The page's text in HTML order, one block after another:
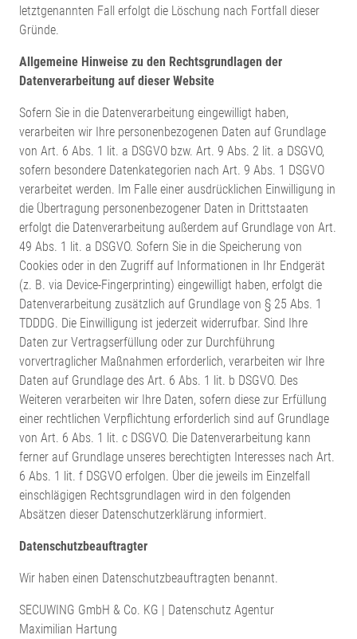
letztgenannten Fall erfolgt die Löschung nach Fortfall dieser
Gründe.
Allgemeine Hinweise zu den Rechtsgrundlagen der
Datenverarbeitung auf dieser Website
Sofern Sie in die Datenverarbeitung eingewilligt haben,
verarbeiten wir Ihre personenbezogenen Daten auf Grundlage
von Art. 6 Abs. 1 lit. a DSGVO bzw. Art. 9 Abs. 2 lit. a DSGVO,
sofern besondere Datenkategorien nach Art. 9 Abs. 1 DSGVO
verarbeitet werden. Im Falle einer ausdrücklichen Einwilligung in
die Übertragung personenbezogener Daten in Drittstaaten
erfolgt die Datenverarbeitung außerdem auf Grundlage von Art.
49 Abs. 1 lit. a DSGVO. Sofern Sie in die Speicherung von
Cookies oder in den Zugriff auf Informationen in Ihr Endgerät
(z. B. via Device-Fingerprinting) eingewilligt haben, erfolgt die
Datenverarbeitung zusätzlich auf Grundlage von § 25 Abs. 1
TDDDG. Die Einwilligung ist jederzeit widerrufbar. Sind Ihre
Daten zur Vertragserfüllung oder zur Durchführung
vorvertraglicher Maßnahmen erforderlich, verarbeiten wir Ihre
Daten auf Grundlage des Art. 6 Abs. 1 lit. b DSGVO. Des
Weiteren verarbeiten wir Ihre Daten, sofern diese zur Erfüllung
einer rechtlichen Verpflichtung erforderlich sind auf Grundlage
von Art. 6 Abs. 1 lit. c DSGVO. Die Datenverarbeitung kann
ferner auf Grundlage unseres berechtigten Interesses nach Art.
6 Abs. 1 lit. f DSGVO erfolgen. Über die jeweils im Einzelfall
einschlägigen Rechtsgrundlagen wird in den folgenden
Absätzen dieser Datenschutzerklärung informiert.
Datenschutz­beauftragter
Wir haben einen Datenschutzbeauftragten benannt.
SECUWING GmbH & Co. KG | Datenschutz Agentur
Maximilian Hartung